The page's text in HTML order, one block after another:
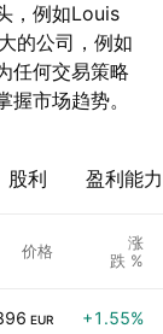
，例如Louis
的公司，例如
任何交易策略
市场趋势。
股利 盈利能力
价格
涨
跌 %
EUR +1.55%